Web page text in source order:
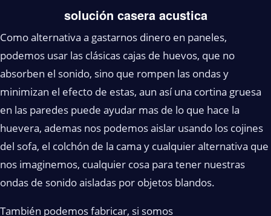
solución casera acustica
Como alternativa a gastarnos dinero en paneles,
podemos usar las clásicas cajas de huevos, que no
absorben el sonido, sino que rompen las ondas y
minimizan el efecto de estas, aun así una cortina gruesa
en las paredes puede ayudar mas de lo que hace la
huevera, ademas nos podemos aislar usando los cojines
del sofa, el colchón de la cama y cualquier alternativa que
nos imaginemos, cualquier cosa para tener nuestras
ondas de sonido aisladas por objetos blandos.
También podemos fabricar, si somos